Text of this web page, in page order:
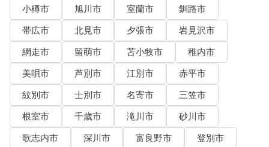
小樽市 旭川市 室蘭市
釧路市
帯広市
北見市 夕張市
岩見沢市
網走市
留萌市 苫小牧市
稚内市
美唄市
芦別市 江別市
赤平市
紋別市
士別市 名寄市
三笠市
根室市
千歳市 滝川市
砂川市
歌志内市
深川市 富良野市
登別市